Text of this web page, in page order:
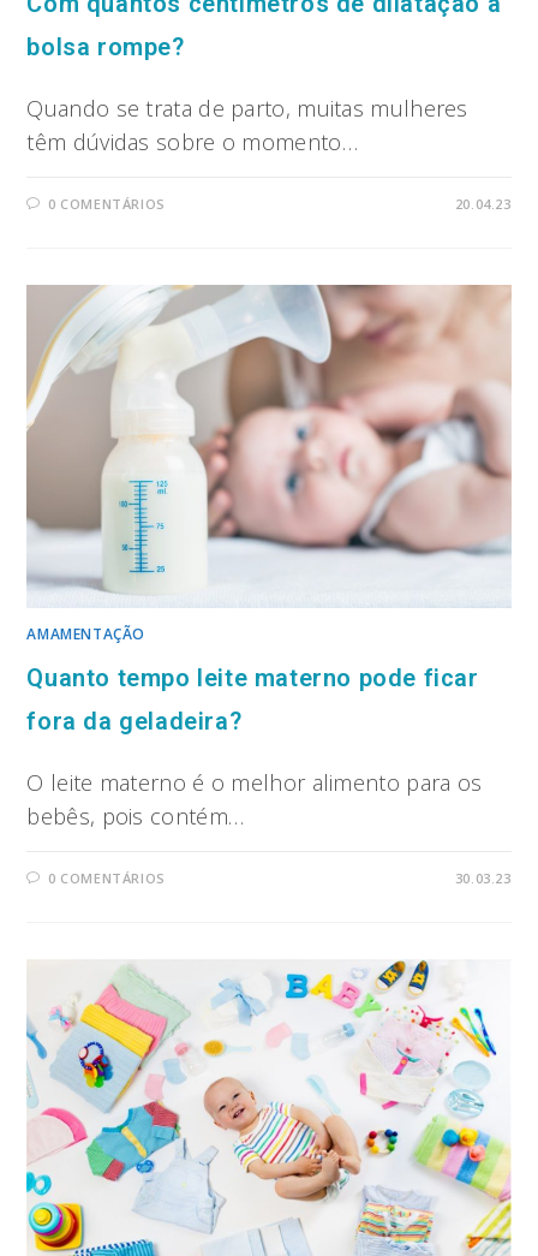
bolsa rompe?
Quando se trata de parto, muitas mulheres
têm dúvidas sobre o momento…
0 COMENTÁRIOS 20.04.23
AMAMENTAÇÃO
Quanto tempo leite materno pode ficar
fora da geladeira?
O leite materno é o melhor alimento para os
bebês, pois contém…
0 COMENTÁRIOS 30.03.23